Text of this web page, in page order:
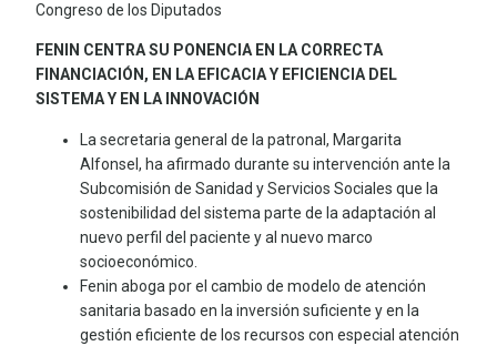
Congreso de los Diputados
FENIN CENTRA SU PONENCIA EN LA CORRECTA
FINANCIACIÓN, EN LA EFICACIA Y EFICIENCIA DEL
SISTEMA Y EN LA INNOVACIÓN
La secretaria general de la patronal, Margarita
Alfonsel, ha afirmado durante su intervención ante la
Subcomisión de Sanidad y Servicios Sociales que la
sostenibilidad del sistema parte de la adaptación al
nuevo perfil del paciente y al nuevo marco
socioeconómico.
Fenin aboga por el cambio de modelo de atención
sanitaria basado en la inversión suficiente y en la
gestión eficiente de los recursos con especial atención